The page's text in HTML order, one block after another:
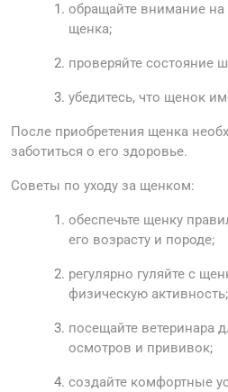
обращайте внимание
щенка;
проверяйте состояние
убедитесь, что щенок
После приобретения щенка
заботиться о его здоровье.
Советы по уходу за щенком:
обеспечьте щенку
его возрасту и породе;
регулярно гуляйте с
физическую активность;
посещайте ветеринара
осмотров и прививок;
создайте комфортные